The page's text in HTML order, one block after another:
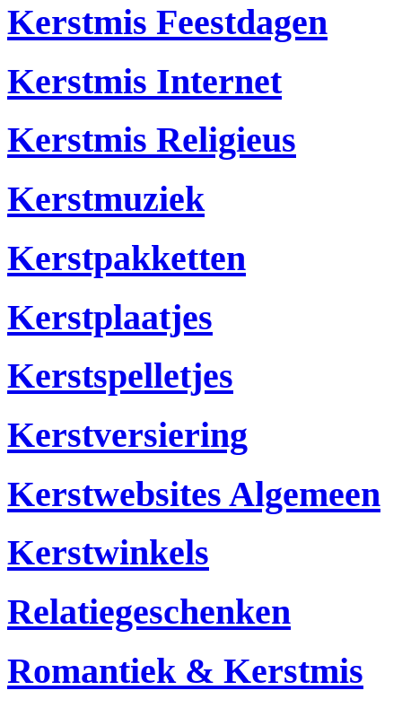
Kerstmis Feestdagen
Kerstmis Internet
Kerstmis Religieus
Kerstmuziek
Kerstpakketten
Kerstplaatjes
Kerstspelletjes
Kerstversiering
Kerstwebsites Algemeen
Kerstwinkels
Relatiegeschenken
Romantiek & Kerstmis